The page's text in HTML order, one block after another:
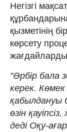
Негізгі
қызметінің
көрсету
"Әрбір бала
керек.
қабылдануы
өзін
деді Оқу-